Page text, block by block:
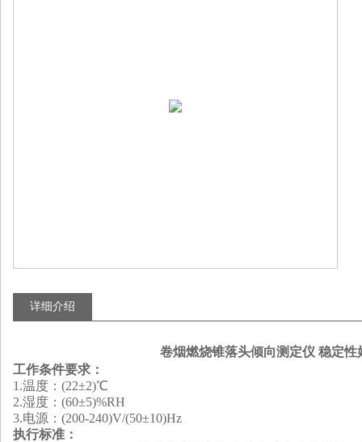
详细介绍
卷烟燃烧锥落头倾向测定仪 稳定性
工作条件要求：
1 .温度： (22±2)℃
2.湿度： (60±5)%RH
3.电源： (200-240)V/(50±10)Hz
执行标准：